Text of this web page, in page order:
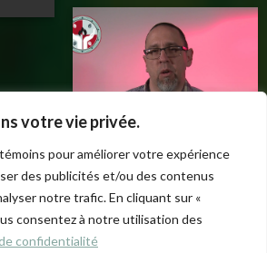
votre vie privée.
pour améliorer votre expérience
des publicités et/ou des contenus
notre trafic. En cliquant sur «
consentez à notre utilisation des
confidentialité
VOX POP – QU’EST-CE QUE LA